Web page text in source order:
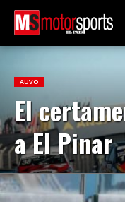
AUVO
El
a El Pinar